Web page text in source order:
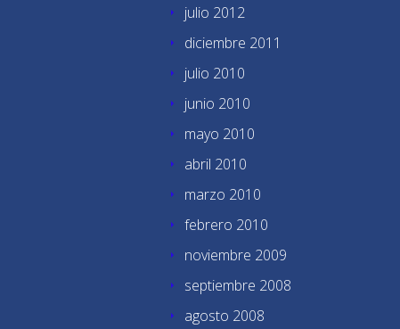
julio 2012
diciembre 2011
julio 2010
junio 2010
mayo 2010
abril 2010
marzo 2010
febrero 2010
noviembre 2009
septiembre 2008
agosto 2008